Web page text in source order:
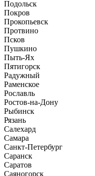
Подольск
Покров
Прокопьевск
Протвино
Псков
Пушкино
Пыть-Ях
Пятигорск
Радужный
Раменское
Рославль
Ростов-на-Дону
Рыбинск
Рязань
Салехард
Самара
Санкт-Петербург
Саранск
Саратов
Саяногорск